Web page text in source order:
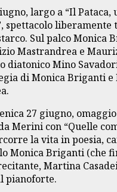
largo a “Il Pataca,
spettacolo liberamente
Sul palco Monica
Mastrandrea e
diatonico Mino
di Monica Briganti
27 giugno,
Merini con “Quelle
la vita in poesia,
Monica Briganti (che
Martina
pianoforte.